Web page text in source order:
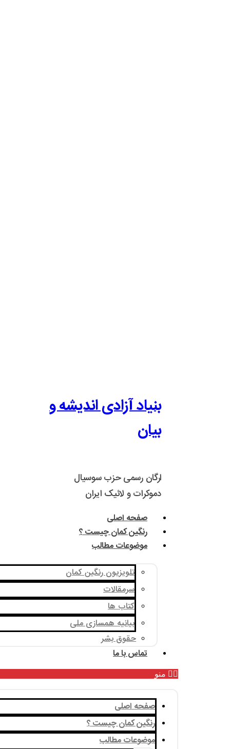
بنیاد آزادی اندیشه و
بیان
ارگان رسمی حزب سوسیال
دموکرات و لائیک ایران
صفحه اصلی
رنگین کمان چیست ؟
موضوعات مطالب
تلویزیون رنگین کمان
سرمقالات
کتاب ها
بیانیه همسازی ملی
حقوق بشر
تماس با ما
منو
صفحه اصلی
رنگین کمان چیست ؟
موضوعات مطالب